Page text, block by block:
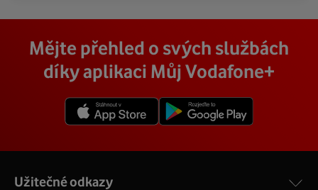
Mějte přehled o svých službách
díky aplikaci Můj Vodafone+
Užitečné odkazy